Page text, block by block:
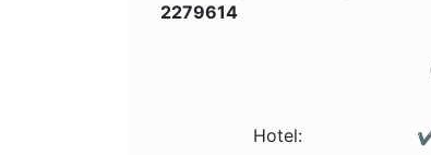
2279614
Hotel: